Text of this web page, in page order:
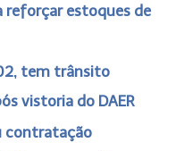
reforçar estoques de
tem trânsito
vistoria do DAER
contratação